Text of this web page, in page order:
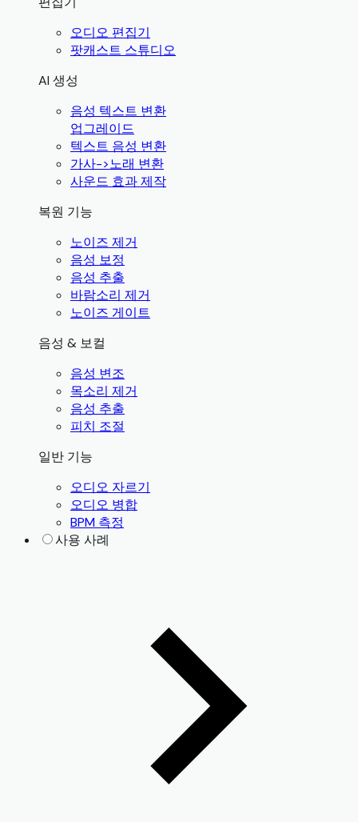
오디오 편집기
팟캐스트 스튜디오
AI 생성
음성 텍스트 변환
업그레이드
텍스트 음성 변환
가사->노래 변환
사운드 효과 제작
복원 기능
노이즈 제거
음성 보정
음성 추출
바람소리 제거
노이즈 게이트
음성 & 보컬
음성 변조
목소리 제거
음성 추출
피치 조절
일반 기능
오디오 자르기
오디오 병합
BPM 측정
사용 사례